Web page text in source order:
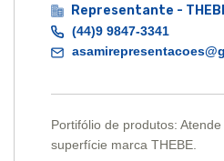
Representante -
(44)9 9847-3341
Portifólio de produtos:
superfície marca THEBE.